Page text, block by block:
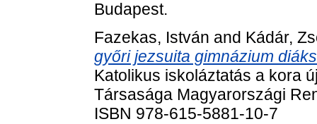
Budapest.
Fazekas, István and Kádár,
győri jezsuita gimnázium
Katolikus iskoláztatás a kora
Társasága Magyarországi
ISBN 978-615-5881-10-7